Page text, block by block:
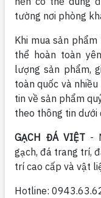
tường nơi phòng
Khi mua sản
thể hoàn toàn
lượng sản phẩm,
toàn quốc và
tin về sản phẩm
theo thông tin dưới
GẠCH ĐÁ VIỆT -
gạch, đá trang trí,
trí cao cấp và vật
Hotline: